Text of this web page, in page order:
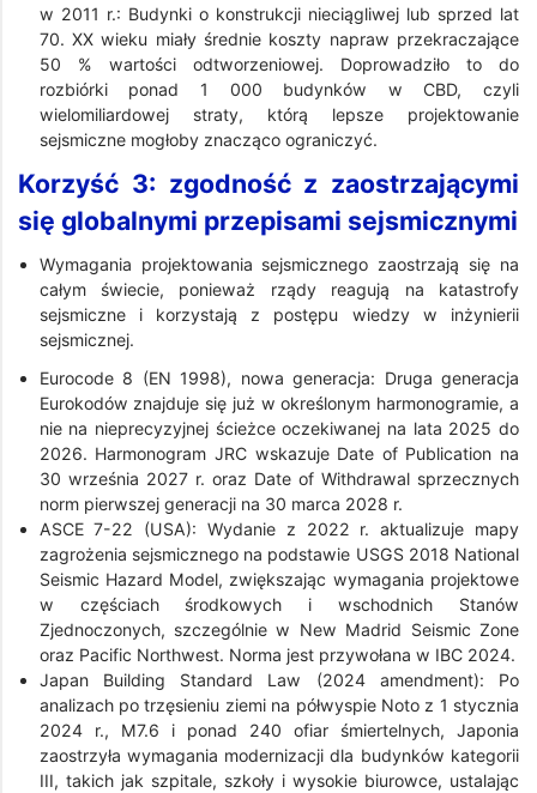
w 2011 r.: Budynki o konstrukcji nieciągliwej lub sprzed lat
70. XX wieku miały średnie koszty napraw przekraczające
50 % wartości odtworzeniowej. Doprowadziło to do
rozbiórki ponad 1 000 budynków w CBD, czyli
wielomiliardowej straty, którą lepsze projektowanie
sejsmiczne mogłoby znacząco ograniczyć.
Korzyść 3: zgodność z zaostrzającymi
się globalnymi przepisami sejsmicznymi
Wymagania projektowania sejsmicznego zaostrzają się na
całym świecie, ponieważ rządy reagują na katastrofy
sejsmiczne i korzystają z postępu wiedzy w inżynierii
sejsmicznej.
Eurocode 8 (EN 1998), nowa generacja: Druga generacja
Eurokodów znajduje się już w określonym harmonogramie, a
nie na nieprecyzyjnej ścieżce oczekiwanej na lata 2025 do
2026. Harmonogram JRC wskazuje Date of Publication na
30 września 2027 r. oraz Date of Withdrawal sprzecznych
norm pierwszej generacji na 30 marca 2028 r.
ASCE 7-22 (USA): Wydanie z 2022 r. aktualizuje mapy
zagrożenia sejsmicznego na podstawie USGS 2018 National
Seismic Hazard Model, zwiększając wymagania projektowe
w częściach środkowych i wschodnich Stanów
Zjednoczonych, szczególnie w New Madrid Seismic Zone
oraz Pacific Northwest. Norma jest przywołana w IBC 2024.
Japan Building Standard Law (2024 amendment): Po
analizach po trzęsieniu ziemi na półwyspie Noto z 1 stycznia
2024 r., M7.6 i ponad 240 ofiar śmiertelnych, Japonia
zaostrzyła wymagania modernizacji dla budynków kategorii
III, takich jak szpitale, szkoły i wysokie biurowce, ustalając